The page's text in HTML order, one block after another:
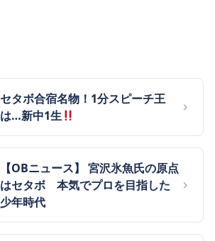
セタボ合宿名物！1分スピーチ王
は…新中1生
【OBニュース】 宮沢氷魚氏の原点
はセタボ 本気でプロを目指した
少年時代